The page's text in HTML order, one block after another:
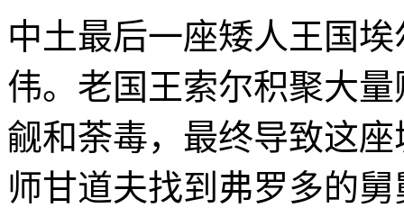
中土最后一座矮人王国
伟。老国王索尔积聚大
觎和荼毒，最终导致这
师甘道夫找到弗罗多的